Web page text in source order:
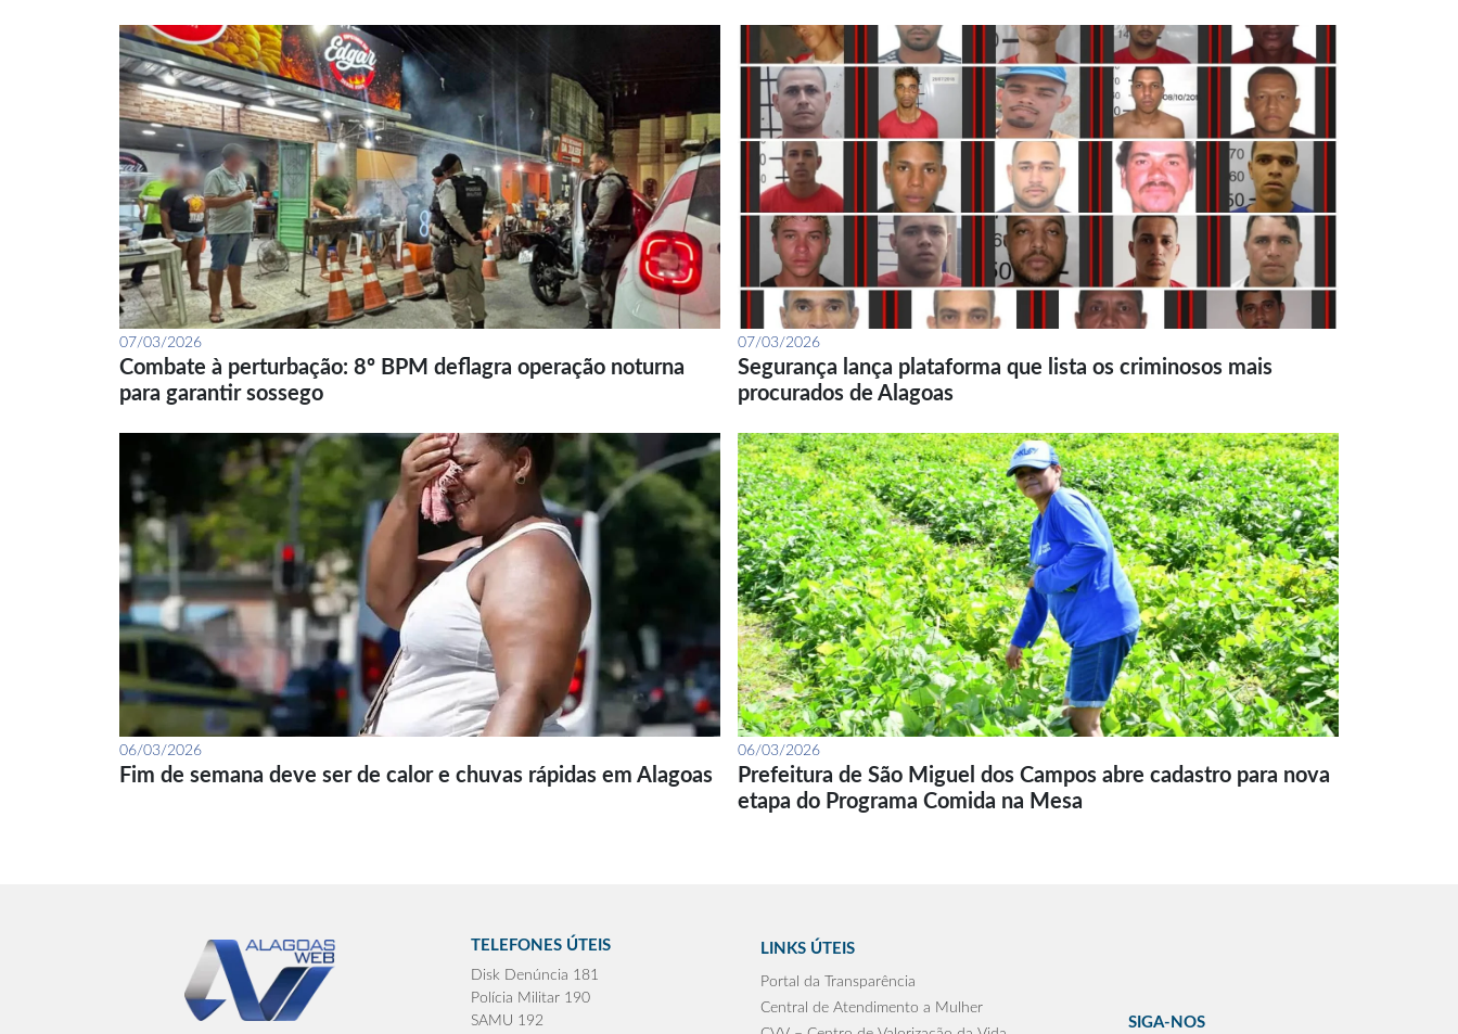
07/03/2026
Combate à perturbação: 8º BPM deflagra operação noturna
para garantir sossego
07/03/2026
Segurança lança plataforma que lista os criminosos mais
procurados de Alagoas
06/03/2026
Fim de semana deve ser de calor e chuvas rápidas em Alagoas
06/03/2026
Prefeitura de São Miguel dos Campos abre cadastro para nova
etapa do Programa Comida na Mesa
TELEFONES ÚTEIS
Disk Denúncia 181
Polícia Militar 190
SAMU 192
LINKS ÚTEIS
Portal da Transparência
Central de Atendimento a Mulher
SIGA-NOS